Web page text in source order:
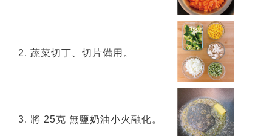
2. 蔬菜切丁、切片備用。
3. 將 25克 無鹽奶油小火融化。